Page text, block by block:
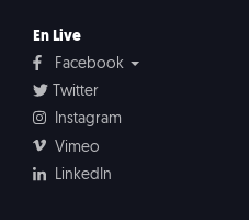
En Live
Facebook
Twitter
Instagram
Vimeo
LinkedIn